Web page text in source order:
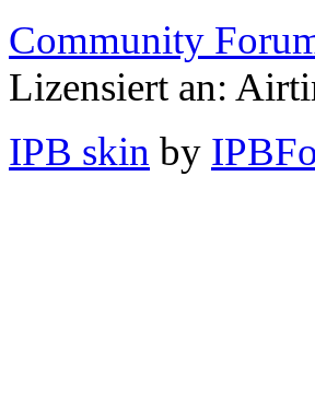
Community
Lizensiert an:
IPB skin by